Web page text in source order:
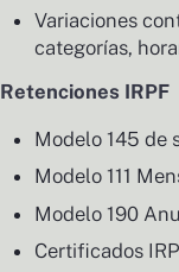
Variaciones
categorías,
Retenciones IRPF
Modelo 145 de
Modelo 111
Modelo 190
Certificados